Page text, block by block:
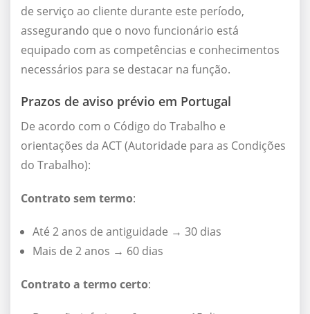
de serviço ao cliente durante este período,
assegurando que o novo funcionário está
equipado com as competências e conhecimentos
necessários para se destacar na função.
Prazos de aviso prévio em Portugal
De acordo com o Código do Trabalho e
orientações da ACT (Autoridade para as Condições
do Trabalho):
Contrato sem termo:
Até 2 anos de antiguidade → 30 dias
Mais de 2 anos → 60 dias
Contrato a termo certo: